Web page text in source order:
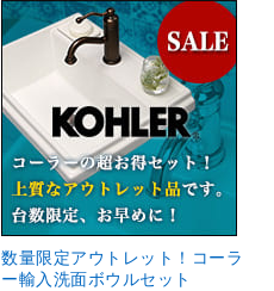
数量限定アウトレット！コーラ
ー輸入洗面ボウルセット